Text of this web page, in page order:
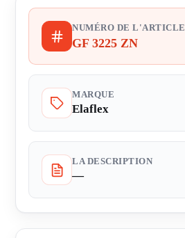
NUMÉRO DE L'ARTICLE
GF 3225 ZN
MARQUE
Elaflex
LA DESCRIPTION
—